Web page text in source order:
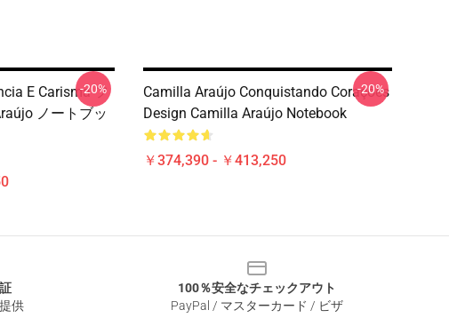
E Carisma フ
ノートブッ
-20%
Camilla Araújo Conquistando Corações
Design Camilla Araújo Notebook
￥374,390 - ￥413,250
-20%
供
100％安全なチェックアウト
PayPal / マスターカード / ビザ